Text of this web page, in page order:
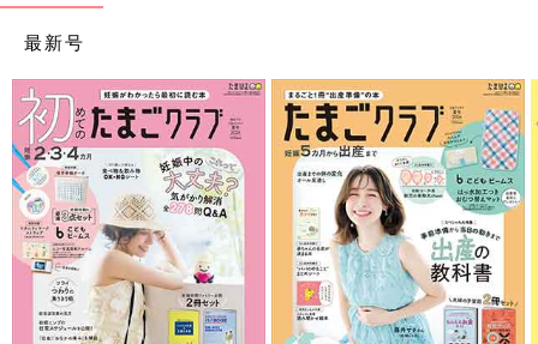
ことも増えてきたほぺちゃん。
私も余裕がなくなり、「もー！ 早く行くよ！」と引っ張って連
そんな中、今回初めて、夫が腕を引いたことでほぺちゃんの腕に
異変が起きてしまいました。
大した力を入れてないつもりでも、子どもの華奢な腕にとっては
大きな力。
くわえて、子どもの抜け出そうとする力が反対方向に働くこと
で、より大きな負荷がかかってしまったのでしょう。
片腕だけダランとさせている息子の姿を見るのは初めてで、心が
痛みました。
最新号